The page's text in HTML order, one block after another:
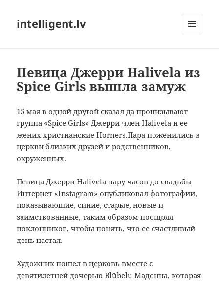
intelligent.lv
Певица Джерри Halivela из
Spice Girls вышла замуж
15 мая в одной другой сказал да пронизывают
группа «Spice Girls»Джерри член Halivela и ее
жених христианские Horners.Парапоженились в
церкви близких друзей и родственников,
окруженных.
Певица Джерри Halivela пару часов до свадьбы
Интернет «Instagram»опубликовал фотографии,
показывающие,синие,старые,новые и
заимствованные,таким образом поощряя
поклонников, чтобы понять, что еесчастливый
день настал.
Художникпошел в церковь вместе с
девятилетней дочерью Blūbelu Мадонна, которая